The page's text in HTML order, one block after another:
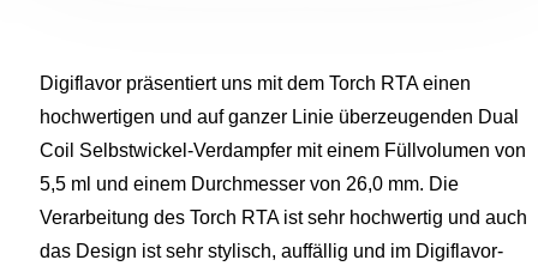
Digiflavor präsentiert uns mit dem Torch RTA einen
hochwertigen und auf ganzer Linie überzeugenden Dual
Coil Selbstwickel-Verdampfer mit einem Füllvolumen von
5,5 ml und einem Durchmesser von 26,0 mm. Die
Verarbeitung des Torch RTA ist sehr hochwertig und auch
das Design ist sehr stylisch, auffällig und im Digiflavor-